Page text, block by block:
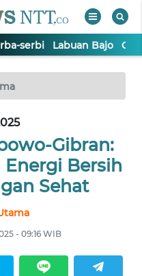
serbi Labuan Bajo
Gibran:
Bersih
Sehat
- 09:16 WIB